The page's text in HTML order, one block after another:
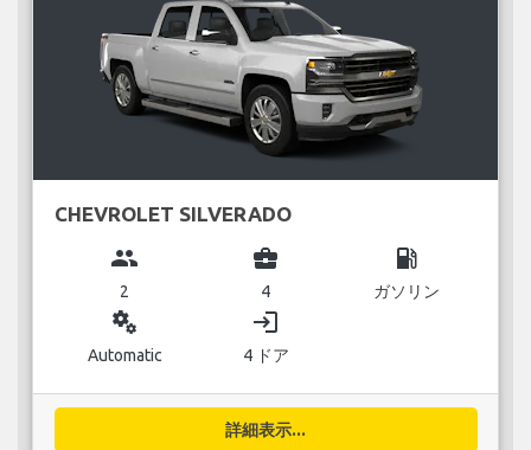
CHEVROLET SILVERADO
group
2
business_center
4
local_gas_station
ガソリン
miscellaneous_services
Automatic
login
4 ドア
詳細表示...